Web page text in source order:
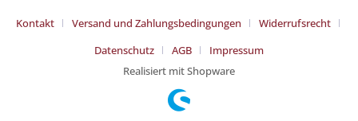
Kontakt Versand und Zahlungsbedingungen
Widerrufsrecht
Datenschutz
AGB
Impressum
Realisiert mit Shopware